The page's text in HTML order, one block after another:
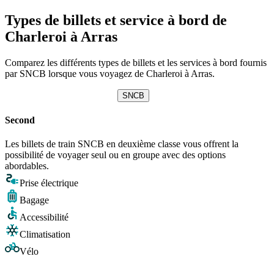
Types de billets et service à bord de
Charleroi à Arras
Comparez les différents types de billets et les services à bord fournis
par SNCB lorsque vous voyagez de Charleroi à Arras.
SNCB
Second
Les billets de train SNCB en deuxième classe vous offrent la
possibilité de voyager seul ou en groupe avec des options
abordables.
Prise électrique
Bagage
Accessibilité
Climatisation
Vélo